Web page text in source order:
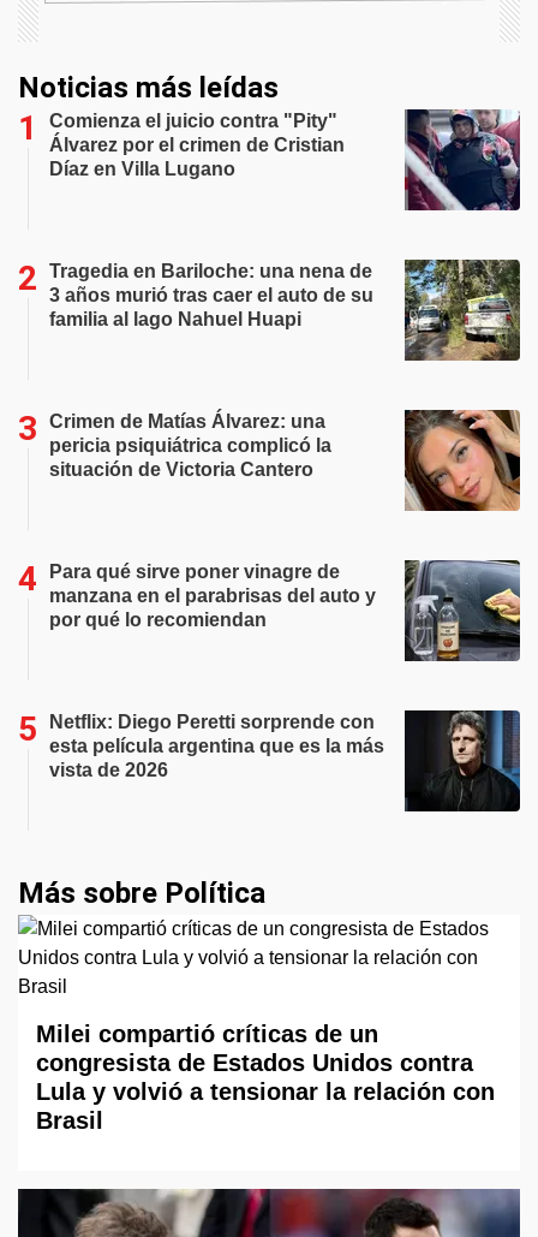
Noticias más leídas
Comienza el juicio contra "Pity"
Álvarez por el crimen de Cristian
Díaz en Villa Lugano
Tragedia en Bariloche: una nena de
3 años murió tras caer el auto de su
familia al lago Nahuel Huapi
Crimen de Matías Álvarez: una
pericia psiquiátrica complicó la
situación de Victoria Cantero
Para qué sirve poner vinagre de
manzana en el parabrisas del auto y
por qué lo recomiendan
Netflix: Diego Peretti sorprende con
esta película argentina que es la más
vista de 2026
Más sobre Política
Milei compartió críticas de un
congresista de Estados Unidos contra
Lula y volvió a tensionar la relación con
Brasil